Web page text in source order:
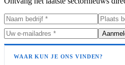
WAAR KUN JE ONS VINDEN?